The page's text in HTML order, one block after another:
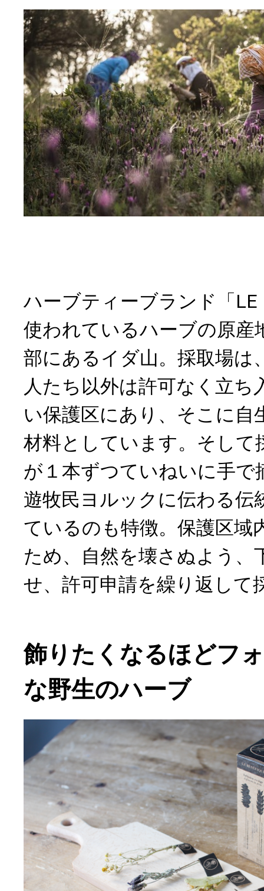
ハーブティーブランド「LE
使われているハーブの原産
部にあるイダ山。採取場は
人たち以外は許可なく立ち
い保護区にあり、そこに自
材料としています。そして
が１本ずつていねいに手で
遊牧民ヨルックに伝わる伝
ているのも特徴。保護区域
ため、自然を壊さぬよう、
せ、許可申請を繰り返して
飾りたくなるほどフ
な野生のハーブ